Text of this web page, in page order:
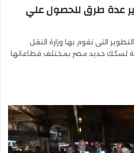
عدة طرق للحصول علي
التى تقوم بها وزارة النقل
لسكك حديد مصر بمختلف قطاعاتها